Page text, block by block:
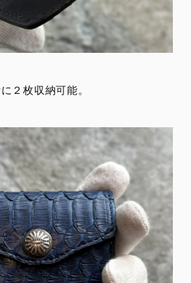
２枚収納可能。